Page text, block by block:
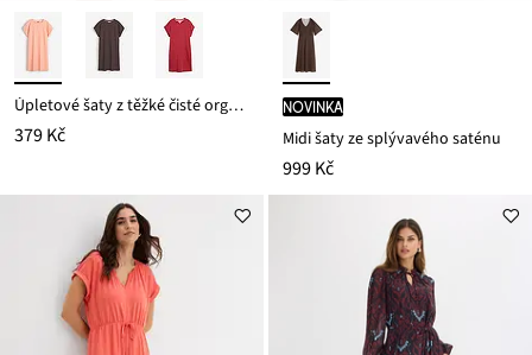
Úpletové šaty z těžké čisté organické bavlny
379 Kč
novinka
Midi šaty ze splývavého saténu
999 Kč